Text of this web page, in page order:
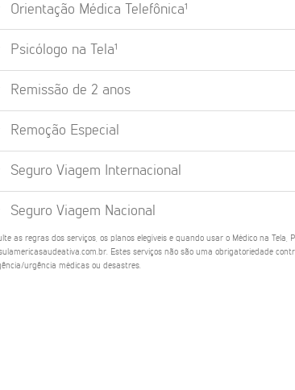
Orientação Médica Telefônica¹
Psicólogo na Tela¹
Remissão de 2 anos
Remoção Especial
Seguro Viagem Internacional
Seguro Viagem Nacional
as regras dos serviços, os planos elegíveis e quando usar o Médico na Tela,
Estes serviços não são uma obrigatoriedade
urgência médicas ou desastres.